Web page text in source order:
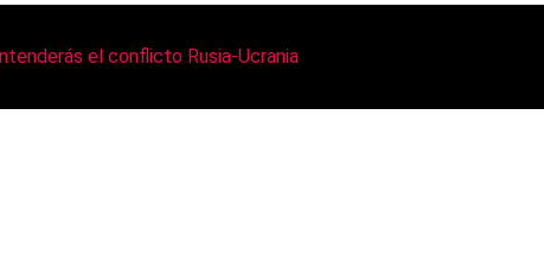
el conflicto Rusia-Ucrania